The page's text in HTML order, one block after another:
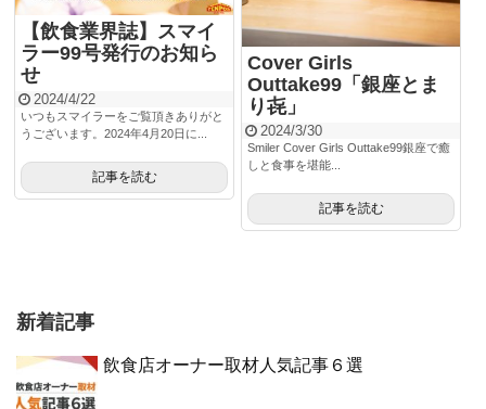
【飲食業界誌】スマイ
ラー99号発行のお知ら
せ
2024/4/22
いつもスマイラーをご覧頂きありがと
うございます。2024年4月20日に...
記事を読む
Cover Girls
Outtake99「銀座とま
り㐂」
2024/3/30
Smiler Cover Girls Outtake99銀座で癒
しと食事を堪能...
記事を読む
新着記事
飲食店オーナー取材人気記事６選